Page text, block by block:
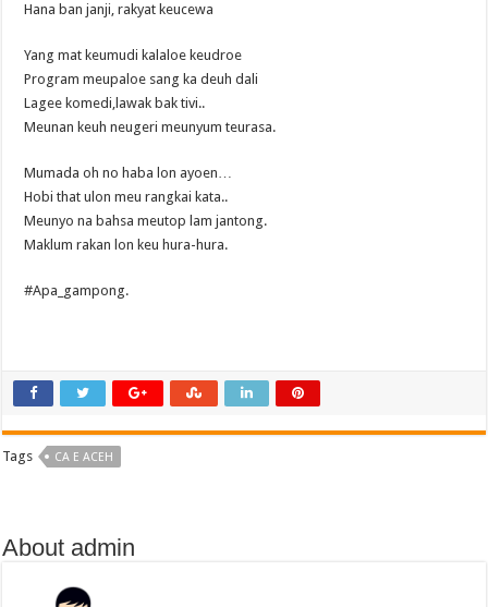
Hana ban janji, rakyat keucewa
Yang mat keumudi kalaloe keudroe
Program meupaloe sang ka deuh dali
Lagee komedi,lawak bak tivi..
Meunan keuh neugeri meunyum teurasa.
Mumada oh no haba lon ayoen…
Hobi that ulon meu rangkai kata..
Meunyo na bahsa meutop lam jantong.
Maklum rakan lon keu hura-hura.
#Apa_gampong.
Tags CA E ACEH
About admin